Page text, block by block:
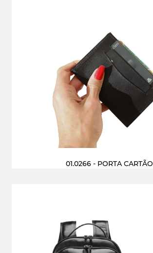
01.0266 - PORTA CARTÃO